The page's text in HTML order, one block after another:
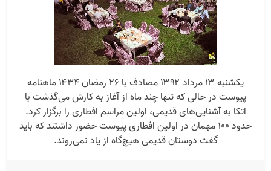
یکشنبه ۱۳ مرداد ۱۳۹۲ مصادف با ۲۶ رمضان ۱۴۳۴ ماهنامه
پیوست در حالی که تنها چند ماه از آغاز به کارش می‌گذشت با
اتکا به آشنایی‌های قدیمی، اولین مراسم افطاری را برگزار کرد.
حدود ۱۰۰ مهمان در اولین افطاری پیوست حضور داشتند که باید
گفت دوستان قدیمی هیچ‌گاه از یاد نمی‌روند.